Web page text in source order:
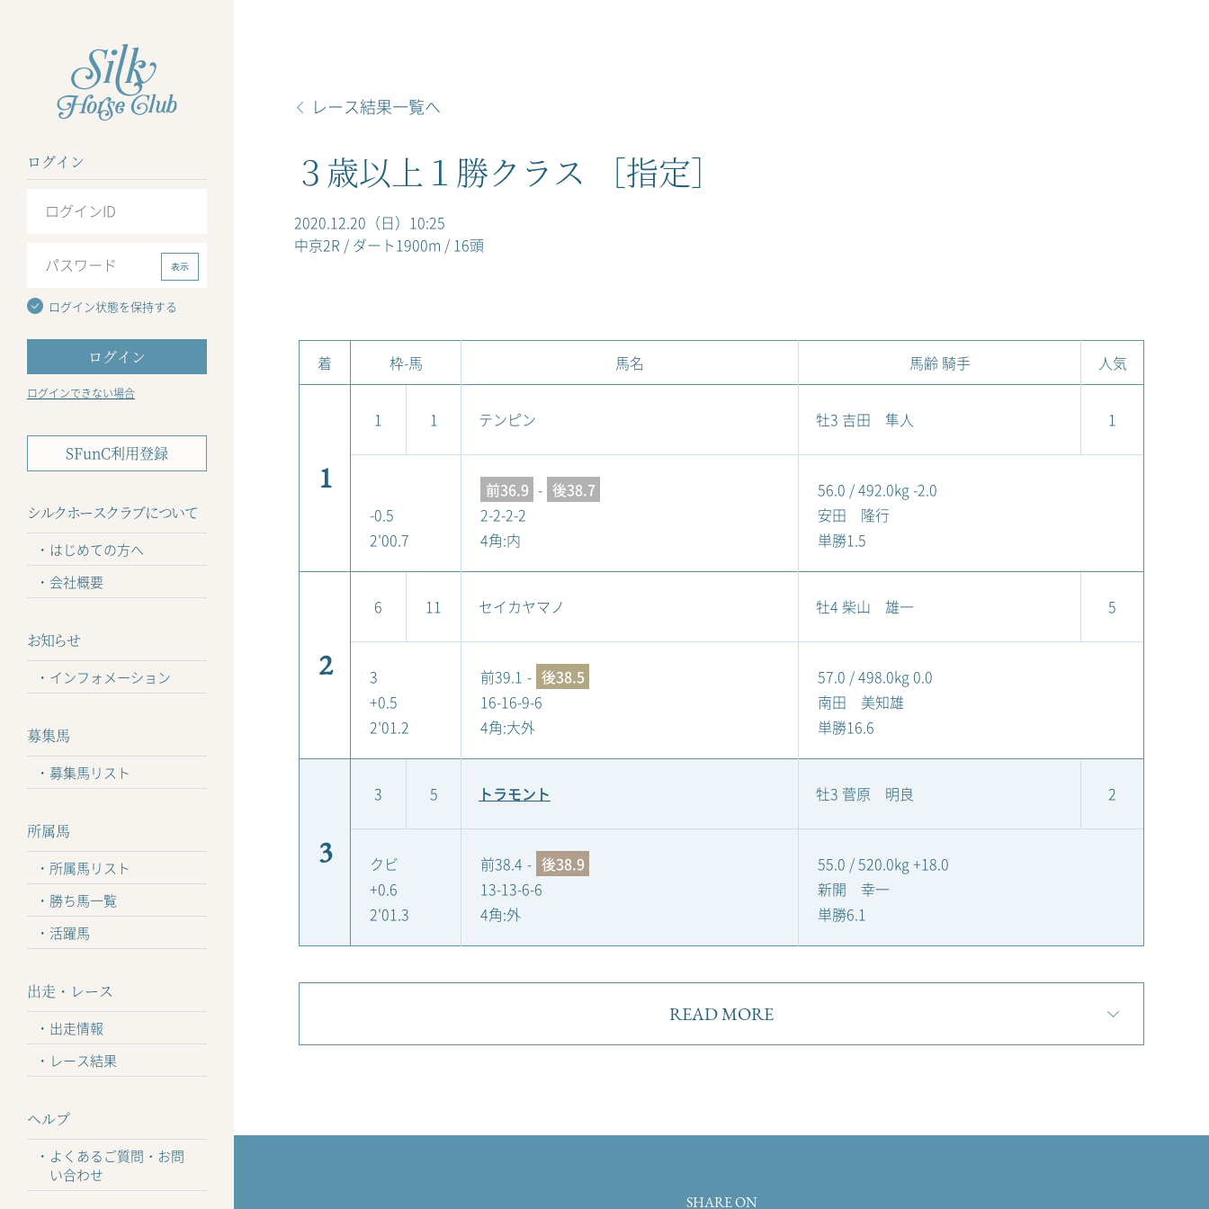
ログイン
表示
ログイン状態を保持する
ログインできない場合
SFunC利用登録
シルクホースクラブについて
はじめての方へ
会社概要
お知らせ
インフォメーション
募集馬
募集馬リスト
所属馬
所属馬リスト
勝ち馬一覧
活躍馬
出走・レース
出走情報
レース結果
ヘルプ
よくあるご質問・お問
い合わせ
レース結果一覧へ
３歳以上１勝クラス ［指定］
2020.12.20（日）10:25
中京2R / ダート1900m / 16頭
着 枠-馬 馬名 馬齢 騎手 人気
1
1 1 テンピン 牡3 吉田 隼人 1
-0.5
2'00.7
前36.9 - 後38.7
2-2-2-2
4角:内
56.0 / 492.0kg -2.0
安田 隆行
単勝1.5
2
6 11 セイカヤマノ 牡4 柴山 雄一 5
3
+0.5
2'01.2
前39.1 - 後38.5
16-16-9-6
4角:大外
57.0 / 498.0kg 0.0
南田 美知雄
単勝16.6
3
3 5 トラモント 牡3 菅原 明良 2
クビ
+0.6
2'01.3
前38.4 - 後38.9
13-13-6-6
4角:外
55.0 / 520.0kg +18.0
新開 幸一
単勝6.1
READ MORE
SHARE ON